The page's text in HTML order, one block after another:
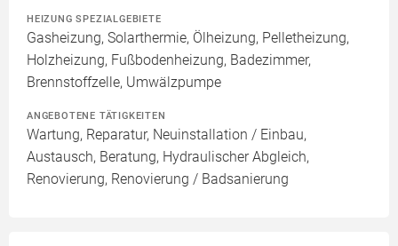
HEIZUNG SPEZIALGEBIETE
Gasheizung, Solarthermie, Ölheizung, Pelletheizung,
Holzheizung, Fußbodenheizung, Badezimmer,
Brennstoffzelle, Umwälzpumpe
ANGEBOTENE TÄTIGKEITEN
Wartung, Reparatur, Neuinstallation / Einbau,
Austausch, Beratung, Hydraulischer Abgleich,
Renovierung, Renovierung / Badsanierung